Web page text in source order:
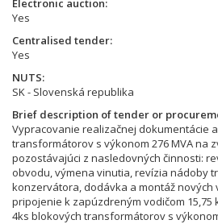
Electronic auction
Yes
Centralised tender
Yes
NUTS
SK - Slovenská republika
Brief description of tender or
Vypracovanie realizačnej dokumentácie
transformátorov s výkonom 276 MVA na
pozostávajúci z nasledovných činnosti:
obvodu, výmena vinutia, revízia nádoby
konzervátora, dodávka a montáž nových
pripojenie k zapúzdreným vodičom 15,75
4ks blokových transformátorov s